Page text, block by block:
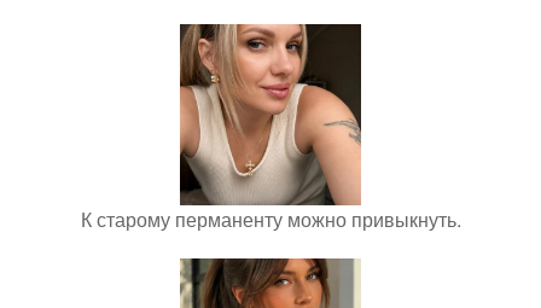
К старому перманенту можно привыкнуть.